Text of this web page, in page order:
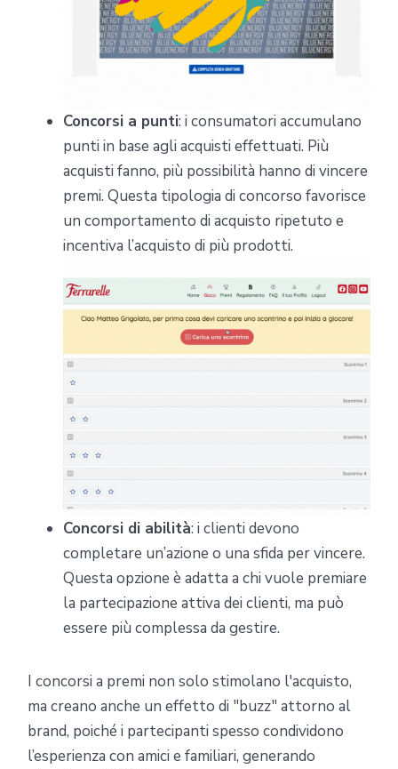
Concorsi a punti: i consumatori accumulano
punti in base agli acquisti effettuati. Più
acquisti fanno, più possibilità hanno di vincere
premi. Questa tipologia di concorso favorisce
un comportamento di acquisto ripetuto e
incentiva l’acquisto di più prodotti.
Concorsi di abilità: i clienti devono
completare un’azione o una sfida per vincere.
Questa opzione è adatta a chi vuole premiare
la partecipazione attiva dei clienti, ma può
essere più complessa da gestire.
I concorsi a premi non solo stimolano l'acquisto,
ma creano anche un effetto di "buzz" attorno al
brand, poiché i partecipanti spesso condividono
l’esperienza con amici e familiari, generando